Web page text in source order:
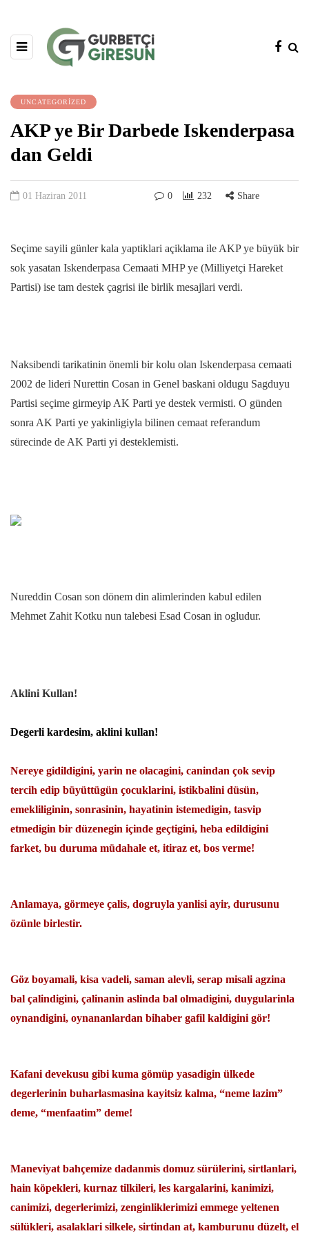
UNCATEGORIZED
AKP ye Bir Darbede Iskenderpasa
dan Geldi
01 Haziran 2011 0 232 Share
Seçime sayili günler kala yaptiklari açiklama ile AKP ye büyük bir
sok yasatan Iskenderpasa Cemaati MHP ye (Milliyetçi Hareket
Partisi) ise tam destek çagrisi ile birlik mesajlari verdi.
Naksibendi tarikatinin önemli bir kolu olan Iskenderpasa cemaati
2002 de lideri Nurettin Cosan in Genel baskani oldugu Sagduyu
Partisi seçime girmeyip AK Parti ye destek vermisti. O günden
sonra AK Parti ye yakinligiyla bilinen cemaat referandum
sürecinde de AK Parti yi desteklemisti.
Nureddin Cosan son dönem din alimlerinden kabul edilen
Mehmet Zahit Kotku nun talebesi Esad Cosan in ogludur.
Aklini Kullan!
Degerli kardesim, aklini kullan!
Nereye gidildigini, yarin ne olacagini, canindan çok sevip
tercih edip büyüttügün çocuklarini, istikbalini düsün,
emekliliginin, sonrasinin, hayatinin istemedigin, tasvip
etmedigin bir düzenegin içinde geçtigini, heba edildigini
farket, bu duruma müdahale et, itiraz et, bos verme!
Anlamaya, görmeye çalis, dogruyla yanlisi ayir, durusunu
özünle birlestir.
Göz boyamali, kisa vadeli, saman alevli, serap misali agzina
bal çalindigini, çalinanin aslinda bal olmadigini, duygularinla
oynandigini, oynananlardan bihaber gafil kaldigini gör!
Kafani devekusu gibi kuma gömüp yasadigin ülkede
degerlerinin buharlasmasina kayitsiz kalma, “neme lazim”
deme, “menfaatim” deme!
Maneviyat bahçemize dadanmis domuz sürülerini, sirtlanlari,
hain köpekleri, kurnaz tilkileri, les kargalarini, kanimizi,
canimizi, degerlerimizi, zenginliklerimizi emmege yeltenen
sülükleri, asalaklari silkele, sirtindan at, kamburunu düzelt, el